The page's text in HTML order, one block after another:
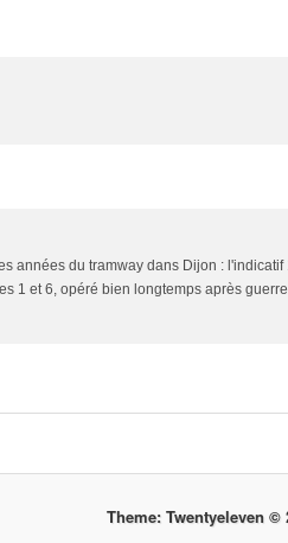
années du tramway dans Dijon : l'indicatif
1 et 6, opéré bien longtemps après
Theme: Twentyeleven ©